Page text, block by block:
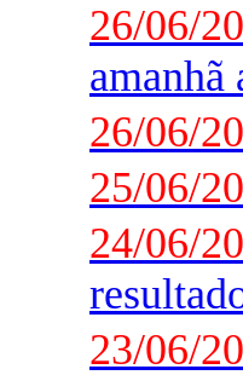
26/06/
amanhã
26/06/
25/06/
24/06/
23/06/